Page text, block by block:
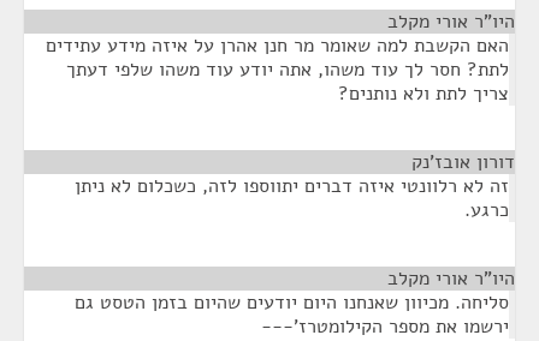
היו"ר אורי מקלב
האם הקשבת למה שאומר מר חנן אהרן על איזה מידע עתידים
לתת? חסר לך עוד משהו, אתה יודע עוד משהו שלפי דעתך
צריך לתת ולא נותנים?
דורון אובז'נק
זה לא רלוונטי איזה דברים יתווספו לזה, כשכלום לא ניתן
כרגע.
היו"ר אורי מקלב
סליחה. מכיוון שאנחנו היום יודעים שהיום בזמן הטסט גם
ירשמו את מספר הקילומטרז'---